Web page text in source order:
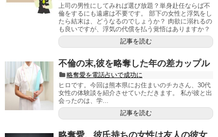
上司の男性にしてみれば選び放題？単身赴任ならば不
倫をするにも遠慮は不要です。 部下の女性と浮気をし
たら結末は、どうなるのでしょうか？ 肉欲に溺れるの
も良いですが、浮気の代償を払う覚悟はありますか？
記事を読む
不倫の末,彼を略奪した年の差カップル
略奪愛を電話占いで成功に
ヒロです。今回は熊本県にお住まいのチカさん、30代
女性の体験談を紹介させていただきます。 私が彼と出
会ったのは、学...
記事を読む